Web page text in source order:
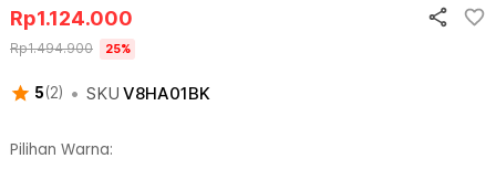
5(2) • SKU V8HA01BK
Rp1.124.000
Rp1.494.900 25%
Pilihan Warna: